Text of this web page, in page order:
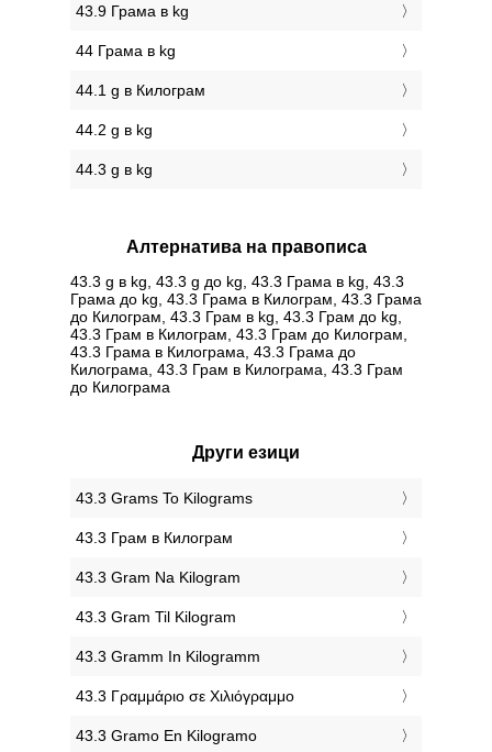
43.9 Грама в kg
44 Грама в kg
44.1 g в Килограм
44.2 g в kg
44.3 g в kg
Алтернатива на правописа
43.3 g в kg, 43.3 g до kg, 43.3 Грама в kg, 43.3
Грама до kg, 43.3 Грама в Килограм, 43.3 Грама
до Килограм, 43.3 Грам в kg, 43.3 Грам до kg,
43.3 Грам в Килограм, 43.3 Грам до Килограм,
43.3 Грама в Килограмa, 43.3 Грама до
Килограмa, 43.3 Грам в Килограмa, 43.3 Грам
до Килограмa
Други езици
‎43.3 Grams To Kilograms
‎43.3 Грам в Килограм
‎43.3 Gram Na Kilogram
‎43.3 Gram Til Kilogram
‎43.3 Gramm In Kilogramm
‎43.3 Γραμμάριο σε Χιλιόγραμμο
‎43.3 Gramo En Kilogramo